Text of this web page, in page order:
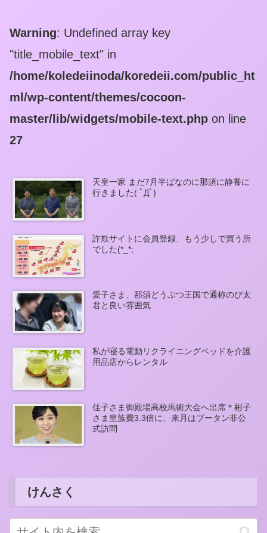
Warning: Undefined array key
"title_mobile_text" in
/home/koledeiinoda/koredeii.com/public_ht
ml/wp-content/themes/cocoon-
master/lib/widgets/mobile-text.php on line
27
天皇一家 まだ7月半ばなのに那須に静養に
行きました( ﾟДﾟ)
詐欺サイトに会員登録、もう少しで買う所
でした(*_*;
愛子さま、那須どうぶつ王国で通称のび太
君と良い雰囲気
私が寝る電動リクライニングベッドを介護
用品店からレンタル
佳子さま御殿場高校馬術大会へ出席＊彬子
さま皇族費3.3倍に、来月はブータン非公
式訪問
けんさく